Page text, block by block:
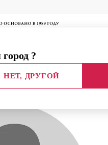
?
НЕТ, ДРУГОЙ
Авторы Розанов В.В.